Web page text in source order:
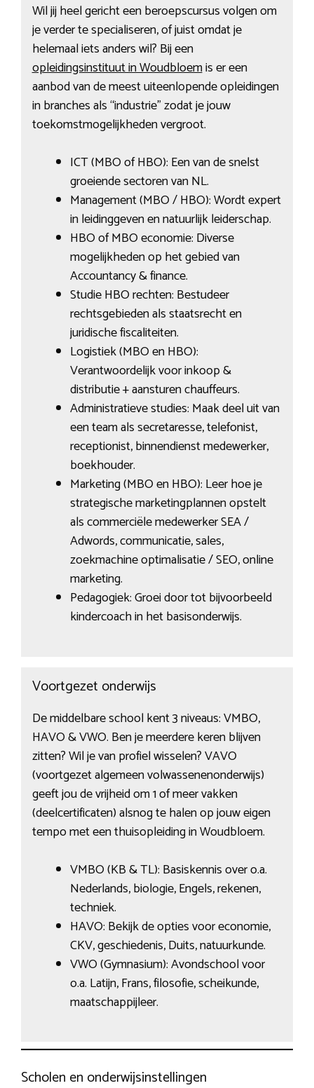
Wil jij heel gericht een beroepscursus volgen om
je verder te specialiseren, of juist omdat je
helemaal iets anders wil? Bij een
opleidingsinstituut in Woudbloemis er een
aanbod van de meest uiteenlopende opleidingen
in branches als “industrie” zodat je jouw
toekomstmogelijkheden vergroot.
ICT (MBO of HBO): Een van de snelst
groeiende sectoren van NL.
Management (MBO / HBO): Wordt expert
in leidinggeven en natuurlijk leiderschap.
HBO of MBO economie: Diverse
mogelijkheden op het gebied van
Accountancy & finance.
Studie HBO rechten: Bestudeer
rechtsgebieden als staatsrecht en
juridische fiscaliteiten.
Logistiek (MBO en HBO):
Verantwoordelijk voor inkoop &
distributie + aansturen chauffeurs.
Administratieve studies: Maak deel uit van
een team als secretaresse, telefonist,
receptionist, binnendienst medewerker,
boekhouder.
Marketing (MBO en HBO): Leer hoe je
strategische marketingplannen opstelt
als commerciële medewerker SEA /
Adwords, communicatie, sales,
zoekmachine optimalisatie / SEO, online
marketing.
Pedagogiek: Groei door tot bijvoorbeeld
kindercoach in het basisonderwijs.
Voortgezet onderwijs
De middelbare school kent 3 niveaus: VMBO,
HAVO & VWO. Ben je meerdere keren blijven
zitten? Wil je van profiel wisselen? VAVO
(voortgezet algemeen volwassenenonderwijs)
geeft jou de vrijheid om 1 of meer vakken
(deelcertificaten) alsnog te halen op jouw eigen
tempo met een thuisopleiding in Woudbloem.
VMBO (KB & TL): Basiskennis over o.a.
Nederlands, biologie, Engels, rekenen,
techniek.
HAVO: Bekijk de opties voor economie,
CKV, geschiedenis, Duits, natuurkunde.
VWO (Gymnasium): Avondschool voor
o.a. Latijn, Frans, filosofie, scheikunde,
maatschappijleer.
Scholen en onderwijsinstellingen